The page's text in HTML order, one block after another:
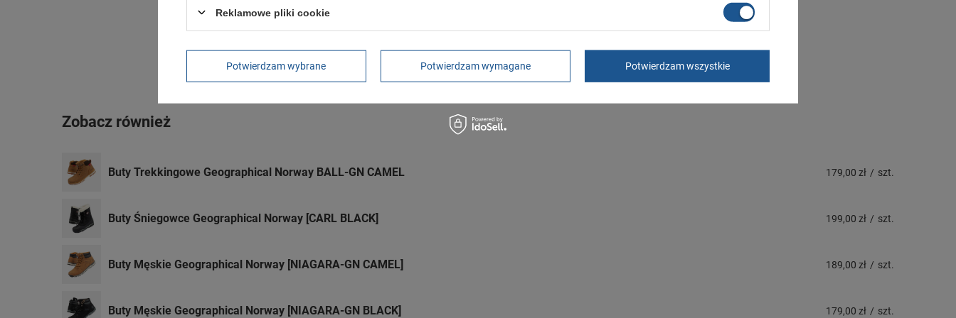
Kościuszki 27b
85-079 Bydgoszcz
Zobacz również
Buty Trekkingowe Geographical Norway BALL-GN CAMEL 179,00 zł / szt.
Buty Śniegowce Geographical Norway [CARL BLACK] 199,00 zł / szt.
Buty Męskie Geographical Norway [NIAGARA-GN CAMEL] 189,00 zł / szt.
Buty Męskie Geographical Norway [NIAGARA-GN BLACK] 179,00 zł / szt.
Reklamowe pliki cookie
Potwierdzam wybrane Potwierdzam wymagane Potwierdzam wszystkie